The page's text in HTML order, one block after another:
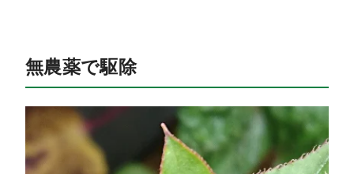
無農薬で駆除